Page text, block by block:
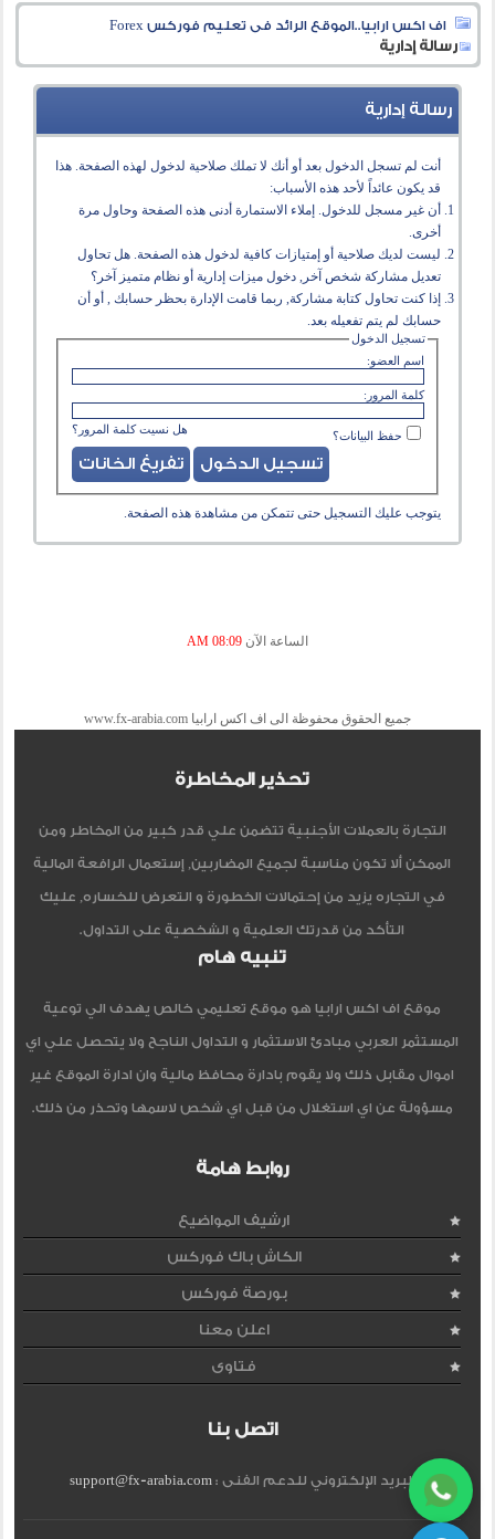
اف اكس ارابيا..الموقع الرائد فى تعليم فوركس Forex
رسالة إدارية
رسالة إدارية
أنت لم تسجل الدخول بعد أو أنك لا تملك صلاحية لدخول لهذه الصفحة. هذا
قد يكون عائداً لأحد هذه الأسباب:
أن غير مسجل للدخول. إملاء الاستمارة أدنى هذه الصفحة وحاول مرة
أخرى.
ليست لديك صلاحية أو إمتيازات كافية لدخول هذه الصفحة. هل تحاول
تعديل مشاركة شخص آخر, دخول ميزات إدارية أو نظام متميز آخر؟
إذا كنت تحاول كتابة مشاركة, ربما قامت الإدارة بحظر حسابك , أو أن
حسابك لم يتم تفعيله بعد.
تسجيل الدخول
اسم العضو:
كلمة المرور:
هل نسيت كلمة المرور؟ حفظ البيانات؟
يتوجب عليك التسجيل حتى تتمكن من مشاهدة هذه الصفحة.
الساعة الآن 08:09 AM
جميع الحقوق محفوظة الى اف اكس ارابيا www.fx-arabia.com
تحذير المخاطرة
التجارة بالعملات الأجنبية تتضمن علي قدر كبير من المخاطر ومن
الممكن ألا تكون مناسبة لجميع المضاربين, إستعمال الرافعة المالية
في التجاره يزيد من إحتمالات الخطورة و التعرض للخساره, عليك
التأكد من قدرتك العلمية و الشخصية على التداول.
تنبيه هام
موقع اف اكس ارابيا هو موقع تعليمي خالص يهدف الي توعية
المستثمر العربي مبادئ الاستثمار و التداول الناجح ولا يتحصل علي اي
اموال مقابل ذلك ولا يقوم بادارة محافظ مالية وان ادارة الموقع غير
مسؤولة عن اي استغلال من قبل اي شخص لاسمها وتحذر من ذلك.
روابط هامة
ارشيف المواضيع
الكاش باك فوركس
بورصة فوركس
اعلن معنا
فتاوى
اتصل بنا
البريد الإلكتروني للدعم الفنى :support@fx-arabia.com